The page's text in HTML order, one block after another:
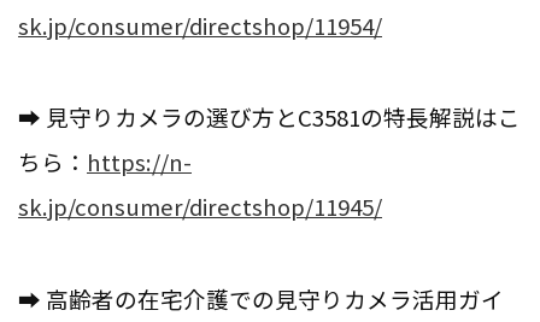
sk.jp/consumer/directshop/11954/
➡ 見守りカメラの選び方とC3581の特長解説はこ
ちら： https://n-
sk.jp/consumer/directshop/11945/
➡ 高齢者の在宅介護での見守りカメラ活用ガイ